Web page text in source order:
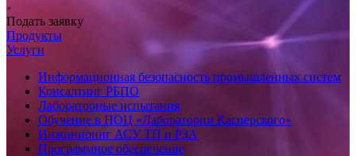
Подать заявку
Продукты
Услуги
Информационная безопасность промышленных систем
Консалтинг РБПО
Лабораторные испытания
Обучение в НОЦ «Лаборатории Касперского»
Инжиниринг АСУ ТП и РЗА
Программное обеспечение